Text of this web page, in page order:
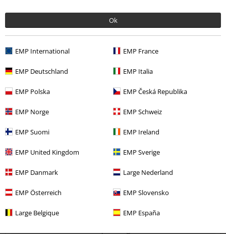
Ok
EMP International EMP France
EMP Deutschland EMP Italia
EMP Polska EMP Česká Republika
EMP Norge EMP Schweiz
EMP Suomi EMP Ireland
EMP United Kingdom EMP Sverige
EMP Danmark Large Nederland
EMP Österreich EMP Slovensko
Large Belgique EMP España
Kwaliteit
Ontwerp
Pasvorm
Breedte
Lengte
Te kort
Perfect